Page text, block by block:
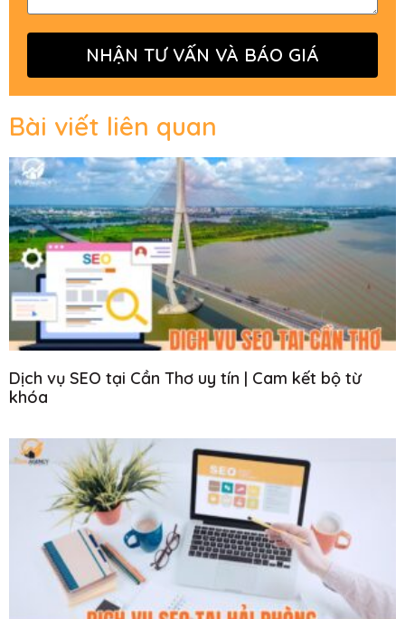
NHẬN TƯ VẤN VÀ BÁO GIÁ
Bài viết liên quan
Dịch vụ SEO tại Cần Thơ uy tín | Cam kết bộ từ
khóa